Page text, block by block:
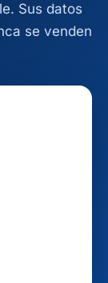
Sus datos
se venden